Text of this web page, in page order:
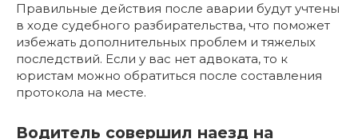
Правильные действия после аварии будут учтены
в ходе судебного разбирательства, что поможет
избежать дополнительных проблем и тяжелых
последствий. Если у вас нет адвоката, то к
юристам можно обратиться после составления
протокола на месте.
Водитель совершил наезд на